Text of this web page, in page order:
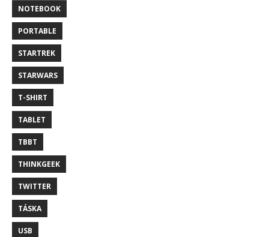
NOTEBOOK
PORTABLE
STARTREK
STARWARS
T-SHIRT
TABLET
TBBT
THINKGEEK
TWITTER
TÁSKA
USB